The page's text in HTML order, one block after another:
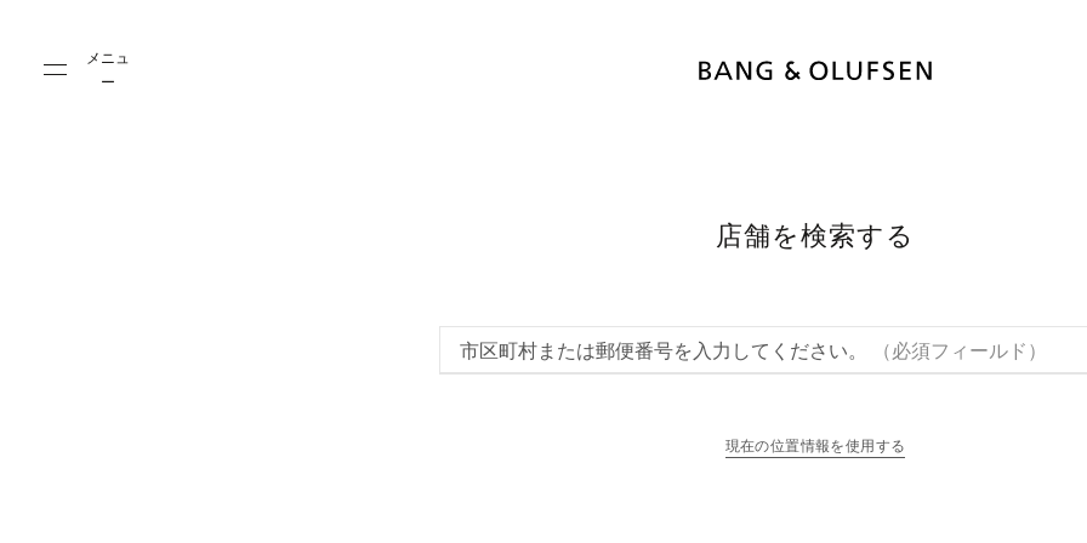
メニュ
ー
店舗を検索する
市区町村または郵便番号を入力してください。 （必須フィールド）
現在の位置情報を使用する